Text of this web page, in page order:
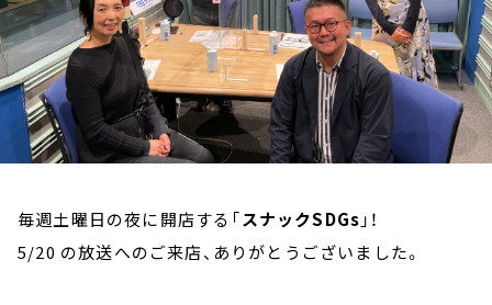
毎週土曜日の夜に開店する「スナックSDGs 」！
5/20 の放送へのご来店、ありがとうございました。